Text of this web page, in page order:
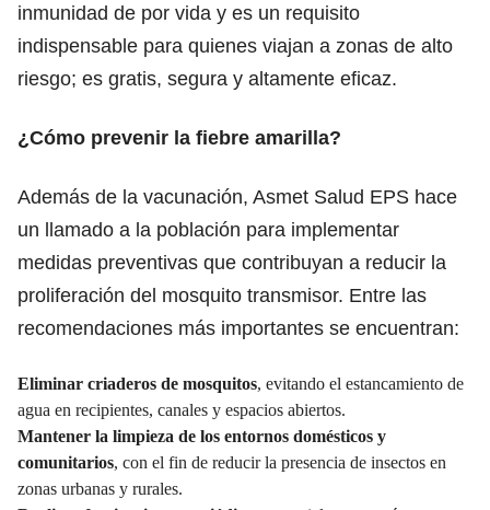
inmunidad de por vida y es un requisito
indispensable para quienes viajan a zonas de alto
riesgo; es gratis, segura y altamente eficaz.
¿Cómo prevenir la fiebre amarilla?
Además de la vacunación, Asmet Salud EPS hace
un llamado a la población para implementar
medidas preventivas que contribuyan a reducir la
proliferación del mosquito transmisor. Entre las
recomendaciones más importantes se encuentran:
Eliminar criaderos de mosquitos, evitando el estancamiento de
agua en recipientes, canales y espacios abiertos.
Mantener la limpieza de los entornos domésticos y
comunitarios, con el fin de reducir la presencia de insectos en
zonas urbanas y rurales.